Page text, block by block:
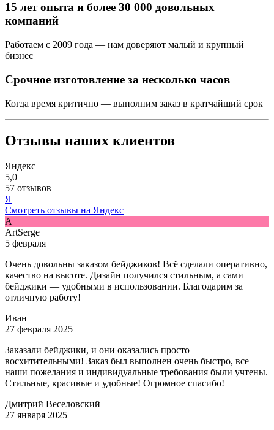
15 лет опыта и более 30 000 довольных
компаний
Работаем с 2009 года — нам доверяют малый и крупный
бизнес
Срочное изготовление за несколько часов
Когда время критично — выполним заказ в кратчайший срок
Отзывы наших клиентов
Яндекс
5,0
57 отзывов
Я
Смотреть отзывы на Яндекс
A
ArtSerge
5 февраля
Очень довольны заказом бейджиков! Всё сделали оперативно,
качество на высоте. Дизайн получился стильным, а сами
бейджики — удобными в использовании. Благодарим за
отличную работу!
Иван
27 февраля 2025
Заказали бейджики, и они оказались просто
восхитительными! Заказ был выполнен очень быстро, все
наши пожелания и индивидуальные требования были учтены.
Стильные, красивые и удобные! Огромное спасибо!
Дмитрий Веселовский
27 января 2025